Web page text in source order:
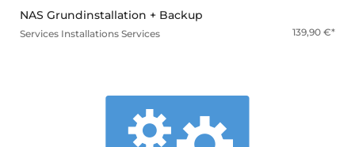
NAS Grundinstallation + Backup
Services Installations Services 139,90 €